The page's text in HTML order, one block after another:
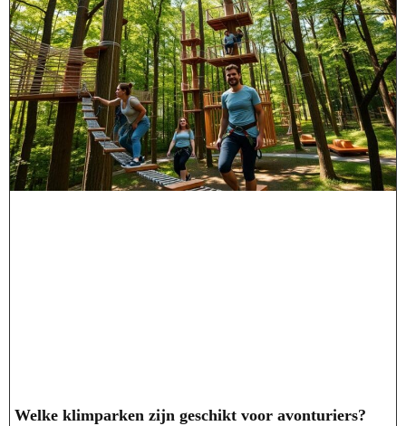
Welke klimparken zijn geschikt voor avonturiers?